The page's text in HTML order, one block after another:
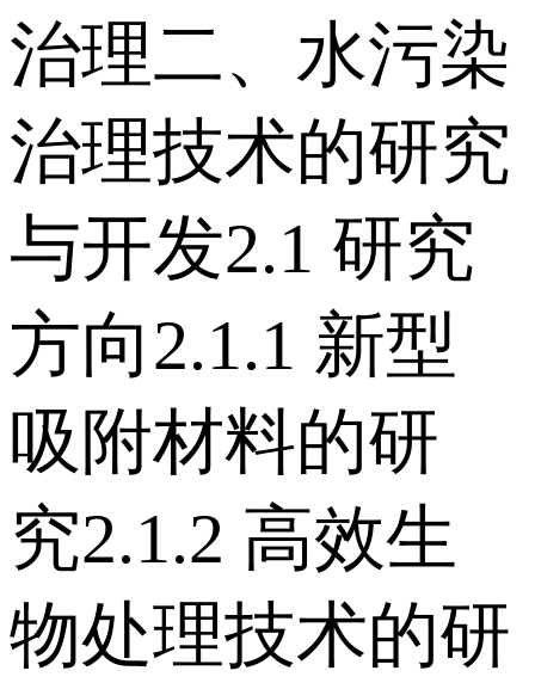
治理 二、水污染
治理技术的研究
与开发 2.1 研究
方向 2.1.1 新型
吸附材料的研
究 2.1.2 高效生
物处理技术的研